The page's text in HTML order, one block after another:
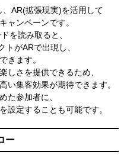
AR(拡張現実)を活用して
ャンペーンです。
を読み取ると、
トがARで出現し、
きます。
しさを提供できるため、
い集客効果が期待できます。
た参加者に、
設定することも可能です。
ー